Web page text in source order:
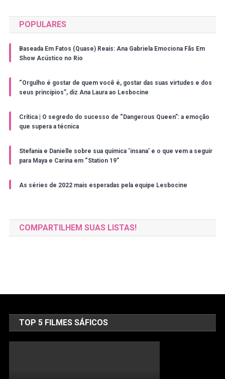
POPULARES
Baseada Em Fatos (Quase) Reais: Ana Gabriela Emociona Fãs Em
Show Acústico no Rio
“Orgulho é gostar de quem você é, gostar das suas virtudes e dos
seus princípios”, diz Ana Laura ao Lesbocine
Crítica | O segredo do sucesso de “Dangerous Queen”: a emoção
que supera a técnica
Stefania e Danielle sobre sua química ‘insana’ e o que vem a seguir
para Maya e Carina em “Station 19”
As séries de 2022 mais esperadas pela equipe Lesbocine
COMPARTILHEM SUAS LISTAS!
TOP 5 FILMES SÁFICOS